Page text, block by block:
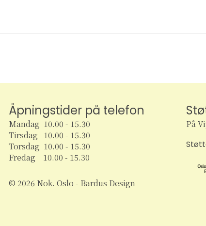
Åpningstider på telefon
Mandag 10.00 - 15.30
Tirsdag 10.00 - 15.30
Torsdag 10.00 - 15.30
Fredag 10.00 - 15.30
© 2026 Nok. Oslo - Bardus Design
På